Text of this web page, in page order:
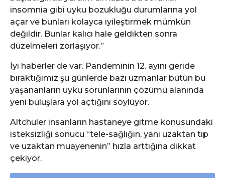
insomnia gibi uyku bozukluğu durumlarına yol
açar ve bunları kolayca iyileştirmek mümkün
değildir. Bunlar kalıcı hale geldikten sonra
düzelmeleri zorlaşıyor.”
İyi haberler de var. Pandeminin 12. ayını geride
bıraktığımız şu günlerde bazı uzmanlar bütün bu
yaşananların uyku sorunlarının çözümü alanında
yeni buluşlara yol açtığını söylüyor.
Altchuler insanların hastaneye gitme konusundaki
isteksizliği sonucu “tele-sağlığın, yani uzaktan tıp
ve uzaktan muayenenin” hızla arttığına dikkat
çekiyor.